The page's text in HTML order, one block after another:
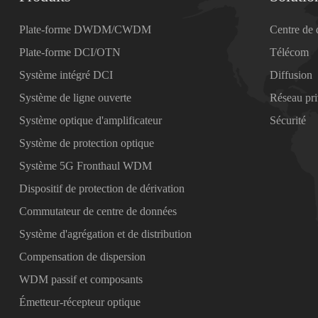
Plate-forme DWDM/CWDM
Plate-forme DCI/OTN
Système intégré DCI
Système de ligne ouverte
Système optique d'amplificateur
Système de protection optique
Système 5G Fronthaul WDM
Dispositif de protection de dérivation
Commutateur de centre de données
Système d'agrégation et de distribution
Compensation de dispersion
WDM passif et composants
Émetteur-récepteur optique
Centre de
Télécom
Diffusion
Réseau
Sécurité